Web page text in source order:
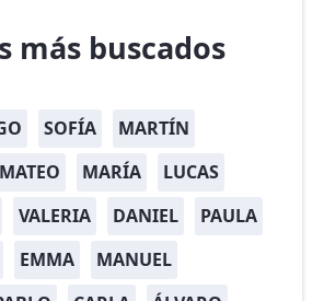
más buscados
SOFÍA
MARTÍN
MATEO MARÍA
LUCAS
VALERIA DANIEL
PAULA
EMMA
MANUEL